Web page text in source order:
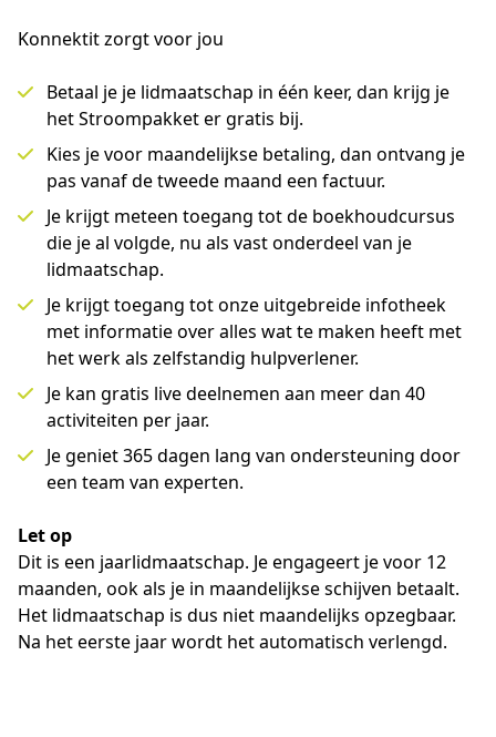
Konnektit zorgt voor jou
Betaal je je lidmaatschap in één keer, dan krijg je
het Stroompakket er gratis bij.
Kies je voor maandelijkse betaling, dan ontvang je
pas vanaf de tweede maand een factuur.
Je krijgt meteen toegang tot de boekhoudcursus
die je al volgde, nu als vast onderdeel van je
lidmaatschap.
Je krijgt toegang tot onze uitgebreide infotheek
met informatie over alles wat te maken heeft met
het werk als zelfstandig hulpverlener.
Je kan gratis live deelnemen aan meer dan 40
activiteiten per jaar.
Je geniet 365 dagen lang van ondersteuning door
een team van experten.
Let op
Dit is een jaarlidmaatschap. Je engageert je voor 12
maanden, ook als je in maandelijkse schijven betaalt.
Het lidmaatschap is dus niet maandelijks opzegbaar.
Na het eerste jaar wordt het automatisch verlengd.